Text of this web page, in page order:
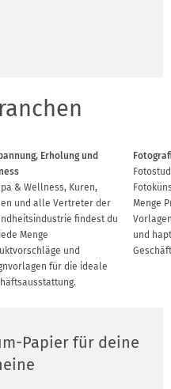
Erholung und
& Wellness, Kuren,
und alle Vertreter der
findest du
Menge
und
für die ideale
Menge
und
Papier für deine